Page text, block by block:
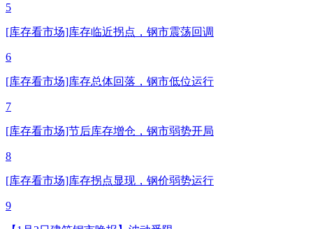
5
[库存看市场]库存临近拐点，钢市震荡回调
6
[库存看市场]库存总体回落，钢市低位运行
7
[库存看市场]节后库存增仓，钢市弱势开局
8
[库存看市场]库存拐点显现，钢价弱势运行
9